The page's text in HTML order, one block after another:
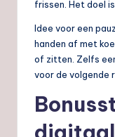
frissen. Het doel
Idee voor een
handen af met
of zitten. Zelfs
voor de volgende